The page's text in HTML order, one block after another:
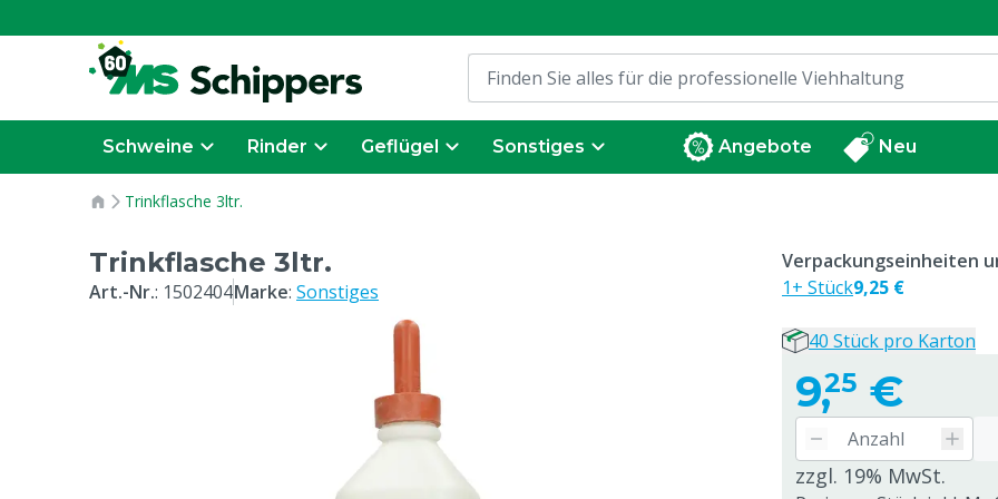
Schweine Rinder Geflügel Sonstiges Angebote Neu
Trinkflasche 3ltr.
Trinkflasche 3ltr.
Art.-Nr.: 1502404Marke: Sonstiges
9,25 €
zzgl. 19% MwSt.
Verpackungseinheiten
1+ Stück9,25 €
40 Stück pro Karton